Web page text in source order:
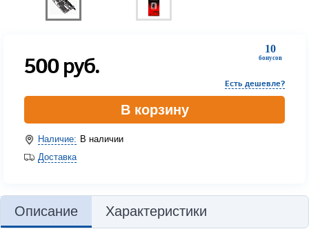
10
бонусов
500руб.
Есть дешевле?
В корзину
Наличие: В наличии
Доставка
Описание Характеристики